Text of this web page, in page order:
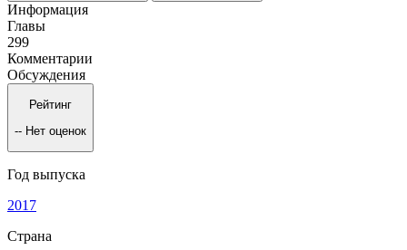
Информация
Главы
299
Комментарии
Обсуждения
Рейтинг
-- Нет оценок
Год выпуска
2017
Страна